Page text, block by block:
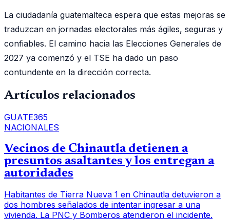
La ciudadanía guatemalteca espera que estas mejoras se
traduzcan en jornadas electorales más ágiles, seguras y
confiables. El camino hacia las Elecciones Generales de
2027 ya comenzó y el TSE ha dado un paso
contundente en la dirección correcta.
Artículos relacionados
GUATE365
NACIONALES
Vecinos de Chinautla detienen a
presuntos asaltantes y los entregan a
autoridades
Habitantes de Tierra Nueva 1 en Chinautla detuvieron a
dos hombres señalados de intentar ingresar a una
vivienda. La PNC y Bomberos atendieron el incidente.